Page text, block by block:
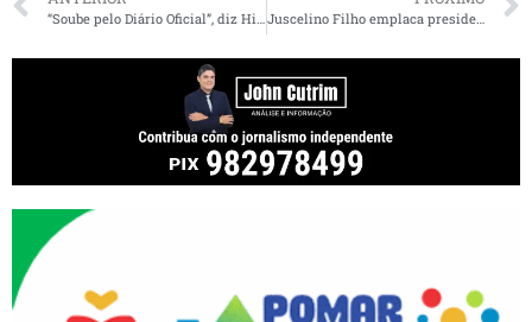
“Soube pelo Diário Oficial”, diz Hildo Rocha sobre exoneração de Ministério Juscelino Filho emplaca presidente de entidade que tem R$ 3 bi para conectividade escolar